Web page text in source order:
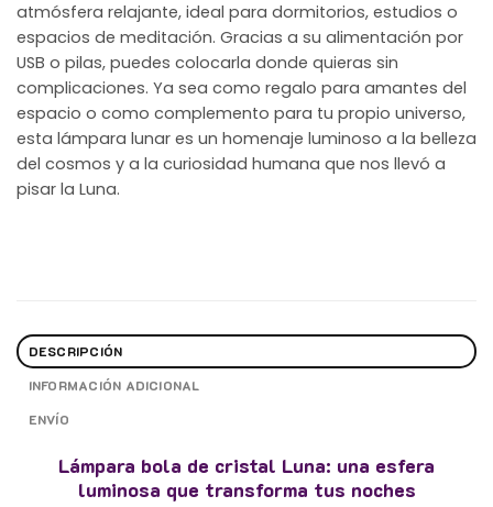
atmósfera relajante, ideal para dormitorios, estudios o
espacios de meditación. Gracias a su alimentación por
USB o pilas, puedes colocarla donde quieras sin
complicaciones. Ya sea como regalo para amantes del
espacio o como complemento para tu propio universo,
esta lámpara lunar es un homenaje luminoso a la belleza
del cosmos y a la curiosidad humana que nos llevó a
pisar la Luna.
DESCRIPCIÓN
INFORMACIÓN ADICIONAL
ENVÍO
Lámpara bola de cristal Luna: una esfera
luminosa que transforma tus noches